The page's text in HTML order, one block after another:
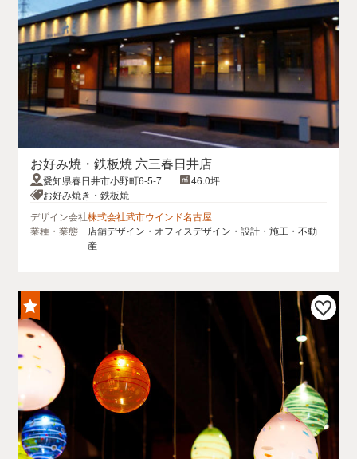
お好み焼・鉄板焼 六三春日井店
愛知県春日井市小野町6-5-7
46.0坪
お好み焼き・鉄板焼
デザイン会社株式会社武市ウインド名古屋
業種・業態
店舗デザイン・オフィスデザイン・設計・施工・不動
産